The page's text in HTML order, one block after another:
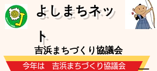
吉浜まちづくり協議会
​よしまちネッ
ト
​今年は 吉浜まちづくり協議会